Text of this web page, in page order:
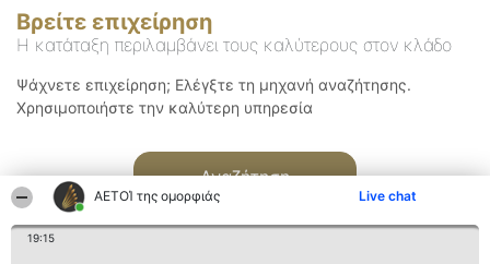
ΑΕΤΟΊ της ομορφιάς Live chat
19:15
Βρείτε επιχείρηση
Η κατάταξη περιλαμβάνει τους καλύτερους στον κλάδο
Ψάχνετε επιχείρηση; Ελέγξτε τη μηχανή αναζήτησης.
Χρησιμοποιήστε την καλύτερη υπηρεσία
Αναζήτηση